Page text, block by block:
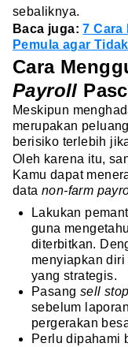
sebaliknya.
Baca juga:7 Cara
Pemula agar
Cara
Payroll
Meskipun
merupakan
berisiko terlebih
Oleh karena itu,
Kamu dapat
data non-farm
Lakukan
guna
diterbitkan.
menyiapkan
yang strategis.
Pasang sell stop
sebelum
pergerakan
Perlu dipahami